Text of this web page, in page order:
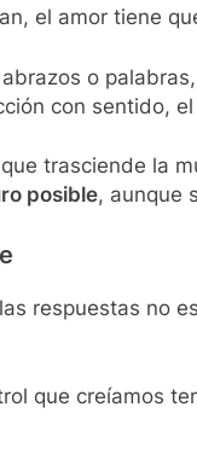
el amor tiene
o
con sentido,
trasciende la
posible, aunque
respuestas no
que creíamos